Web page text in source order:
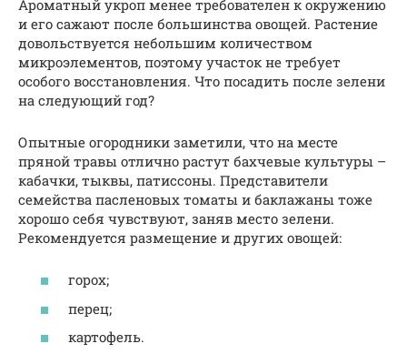
Ароматный укроп менее требователен к окружению
и его сажают после большинства овощей. Растение
довольствуется небольшим количеством
микроэлементов, поэтому участок не требует
особого восстановления. Что посадить после зелени
на следующий год?
Опытные огородники заметили, что на месте
пряной травы отлично растут бахчевые культуры –
кабачки, тыквы, патиссоны. Представители
семейства пасленовых томаты и баклажаны тоже
хорошо себя чувствуют, заняв место зелени.
Рекомендуется размещение и других овощей:
горох;
перец;
картофель.